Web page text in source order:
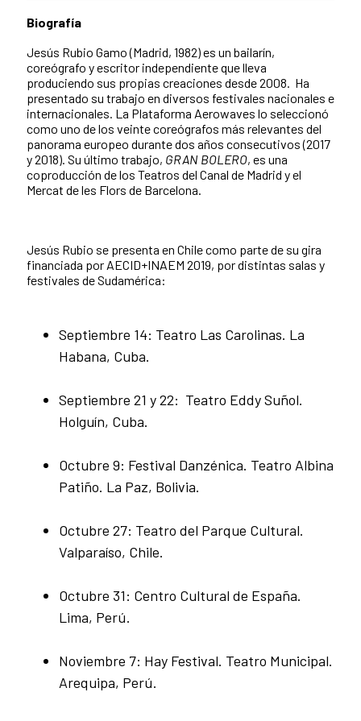
Biografía
Jesús Rubio Gamo (Madrid, 1982) es un bailarín,
coreógrafo y escritor independiente que lleva
produciendo sus propias creaciones desde 2008. Ha
presentado su trabajo en diversos festivales nacionales e
internacionales. La Plataforma Aerowaves lo seleccionó
como uno de los veinte coreógrafos más relevantes del
panorama europeo durante dos años consecutivos (2017
y 2018). Su último trabajo, GRAN BOLERO, es una
coproducción de los Teatros del Canal de Madrid y el
Mercat de les Flors de Barcelona.
Jesús Rubio se presenta en Chile como parte de su gira
financiada por AECID+INAEM 2019, por distintas salas y
festivales de Sudamérica:
Septiembre 14: Teatro Las Carolinas. La
Habana, Cuba.
Septiembre 21 y 22: Teatro Eddy Suñol.
Holguín, Cuba.
Octubre 9: Festival Danzénica. Teatro Albina
Patiño. La Paz, Bolivia.
Octubre 27: Teatro del Parque Cultural.
Valparaíso, Chile.
Octubre 31: Centro Cultural de España.
Lima, Perú.
Noviembre 7: Hay Festival. Teatro Municipal.
Arequipa, Perú.